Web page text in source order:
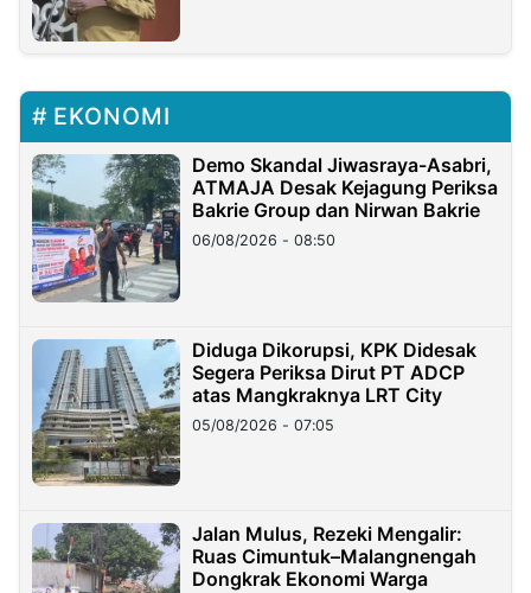
EKONOMI
Demo Skandal Jiwasraya-Asabri,
ATMAJA Desak Kejagung Periksa
Bakrie Group dan Nirwan Bakrie
06/08/2026 - 08:50
Diduga Dikorupsi, KPK Didesak
Segera Periksa Dirut PT ADCP
atas Mangkraknya LRT City
05/08/2026 - 07:05
Jalan Mulus, Rezeki Mengalir:
Ruas Cimuntuk–Malangnengah
Dongkrak Ekonomi Warga